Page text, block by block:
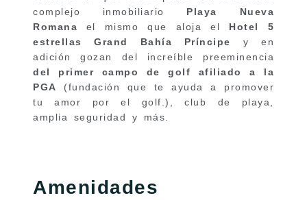
complejo inmobiliario Playa Nueva
Romana el mismo que aloja el Hotel 5
estrellas Grand Bahía Príncipe
y en
adición gozan del increíble preeminencia
del primer campo de golf afiliado a la
PGA (fundación que te ayuda a promover
tu amor por el golf.), club de playa,
amplia seguridad y más.
Amenidades